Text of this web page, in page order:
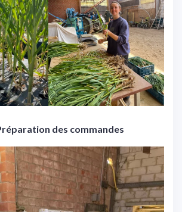
des commandes